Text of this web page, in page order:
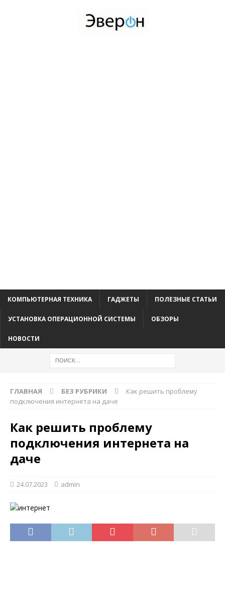
КОМПЬЮТЕРНАЯ ТЕХНИКА ГАДЖЕТЫ ПОЛЕЗНЫЕ СТАТЬИ
УСТАНОВКА ОПЕРАЦИОННОЙ СИСТЕМЫ ОБЗОРЫ
НОВОСТИ
ГЛАВНАЯ БЕЗ РУБРИКИ
Как решить проблему
подключения интернета на даче
Как решить проблему
подключения интернета на
даче
24.07.2023 admin